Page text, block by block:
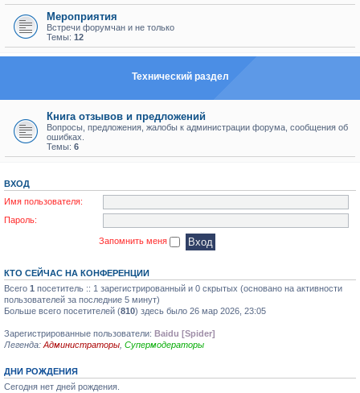
Мероприятия
Встречи форумчан и не только
Темы: 12
Технический раздел
Книга отзывов и предложений
Вопросы, предложения, жалобы к администрации форума, сообщения об
ошибках.
Темы: 6
ВХОД
Имя пользователя:
Пароль:
Запомнить меня
КТО СЕЙЧАС НА КОНФЕРЕНЦИИ
Всего 1 посетитель :: 1 зарегистрированный и 0 скрытых (основано на активности
пользователей за последние 5 минут)
Больше всего посетителей (810) здесь было 26 мар 2026, 23:05
Зарегистрированные пользователи: Baidu [Spider]
Легенда: Администраторы Супермодераторы
ДНИ РОЖДЕНИЯ
Сегодня нет дней рождения.